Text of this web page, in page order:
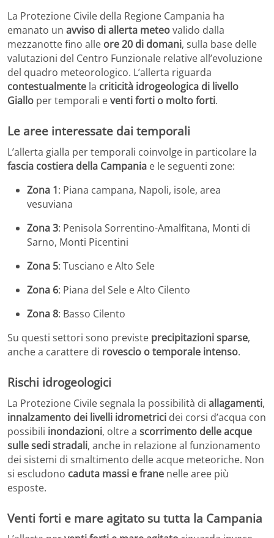
La Protezione Civile della Regione Campania ha
emanato un avviso di allerta meteovalido dalla
mezzanotte fino alle ore 20 di domani, sulla base delle
valutazioni del Centro Funzionale relative all’evoluzione
del quadro meteorologico. L’allerta riguarda
contestualmente la criticità idrogeologica di livello
Giallo per temporali eventi forti o molto forti.
Le aree interessate dai temporali
L’allerta gialla per temporali coinvolge in particolare la
fascia costiera della Campania e le seguenti zone:
Zona 1: Piana campana, Napoli, isole, area
vesuviana
Zona 3: Penisola Sorrentino-Amalfitana, Monti di
Sarno, Monti Picentini
Zona 5: Tusciano e Alto Sele
Zona 6: Piana del Sele e Alto Cilento
Zona 8: Basso Cilento
Su questi settori sono previste precipitazioni sparse,
anche a carattere di rovescio o temporale intenso.
Rischi idrogeologici
La Protezione Civile segnala la possibilità di allagamenti,
innalzamento dei livelli idrometrici dei corsi d’acqua con
possibili inondazioni, oltre a scorrimento delle acque
sulle sedi stradali, anche in relazione al funzionamento
dei sistemi di smaltimento delle acque meteoriche. Non
si escludono caduta massi e frane nelle aree più
esposte.
Venti forti e mare agitato su tutta la Campania